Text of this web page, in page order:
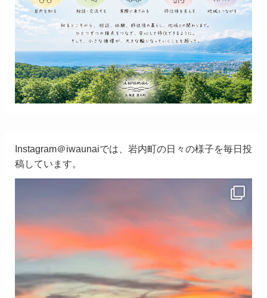
Instagram＠iwaunaiでは、岩内町の日々の様子を毎日投
稿しています。